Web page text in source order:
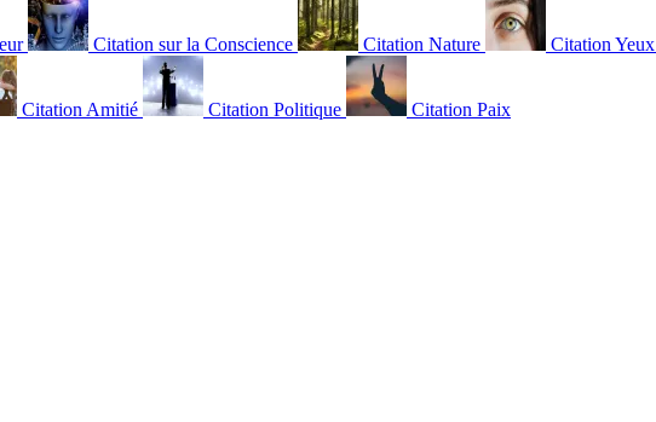
Citation sur la Conscience Citation Nature Citation Yeux
Citation Amitié Citation Politique Citation Paix